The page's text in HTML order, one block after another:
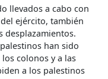
llevados a cabo con
ejército, también
desplazamientos.
han sido
colonos y a las
a los palestinos